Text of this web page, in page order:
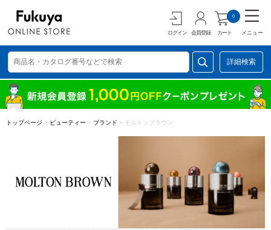
ログイン 会員登録 カート
0
メニュー
詳細検索
トップページ > ビューティー > ブランド > モルトンブラウン